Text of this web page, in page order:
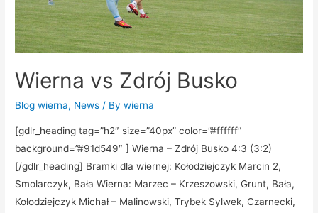
Wierna vs Zdrój Busko
Blog wierna, News / Bywierna
[gdlr_heading tag=”h2″ size=”40px” color=”#ffffff”
background=”#91d549″ ] Wierna – Zdrój Busko 4:3 (3:2)
[/gdlr_heading] Bramki dla wiernej: Kołodziejczyk Marcin 2,
Smolarczyk, Bała Wierna: Marzec – Krzeszowski, Grunt, Bała,
Kołodziejczyk Michał – Malinowski, Trybek Sylwek, Czarnecki,